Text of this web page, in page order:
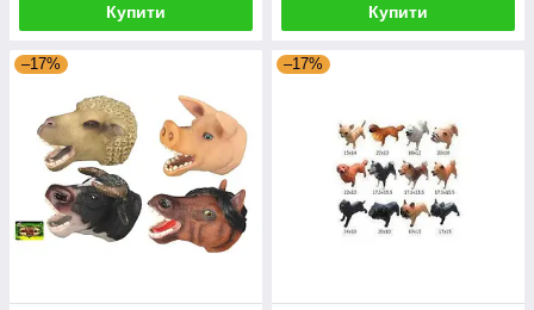
Купити Купити
–17% –17%